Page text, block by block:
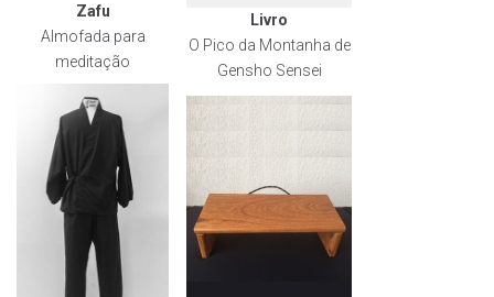
Zafu
Almofada para
meditação
Livro
O Pico da Montanha de
Gensho Sensei